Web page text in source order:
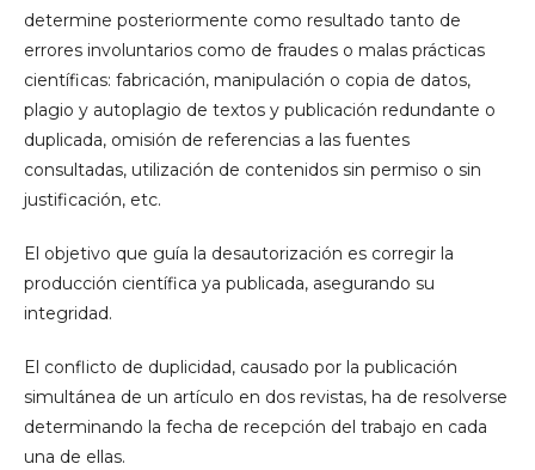
determine posteriormente como resultado tanto de
errores involuntarios como de fraudes o malas prácticas
científicas: fabricación, manipulación o copia de datos,
plagio y autoplagio de textos y publicación redundante o
duplicada, omisión de referencias a las fuentes
consultadas, utilización de contenidos sin permiso o sin
justificación, etc.
El objetivo que guía la desautorización es corregir la
producción científica ya publicada, asegurando su
integridad.
El conflicto de duplicidad, causado por la publicación
simultánea de un artículo en dos revistas, ha de resolverse
determinando la fecha de recepción del trabajo en cada
una de ellas.